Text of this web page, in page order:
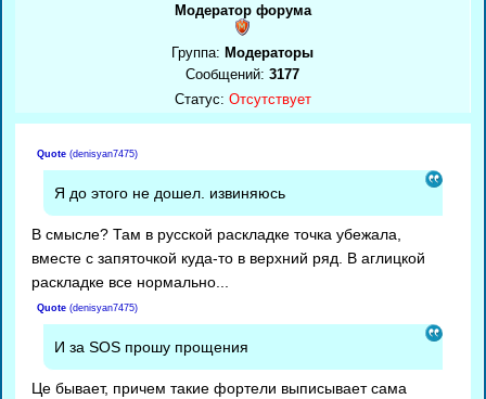
Модератор форума
Группа: Модераторы
Сообщений: 3177
Статус: Отсутствует
Quote (denisyan7475)
Я до этого не дошел. извиняюсь
В смысле? Там в русской раскладке точка убежала,
вместе с запяточкой куда-то в верхний ряд. В аглицкой
раскладке все нормально...
Quote (denisyan7475)
И за SOS прошу прощения
Це бывает, причем такие фортели выписывает сама